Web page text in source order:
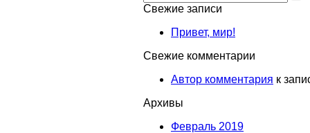
Свежие записи
Привет, мир!
Свежие комментарии
Автор комментария к
Архивы
Февраль 2019